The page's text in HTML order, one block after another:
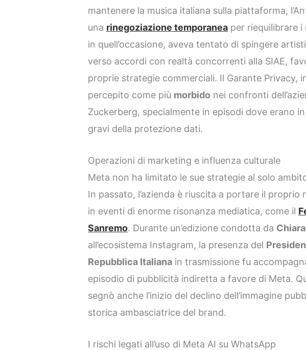
mantenere la musica italiana sulla piattaforma,
una rinegoziazione temporanea per riequilibrare
in quell’occasione, aveva tentato di spingere
verso accordi con realtà concorrenti alla SIAE,
proprie strategie commerciali. Il Garante Privacy,
percepito come più morbido nei confronti
Zuckerberg, specialmente in episodi dove erano
gravi della protezione dati.
Operazioni di marketing e influenza culturale
Meta non ha limitato le sue strategie al solo
In passato, l’azienda è riuscita a portare il proprio
in eventi di enorme risonanza mediatica, come il
Sanremo. Durante un’edizione condotta da
all’ecosistema Instagram, la presenza del
Repubblica Italiana in trasmissione fu
episodio di pubblicità indiretta a favore di Meta.
segnò anche l’inizio del declino dell’immagine
storica ambasciatrice del brand.
I rischi legati all’uso di Meta AI su WhatsApp